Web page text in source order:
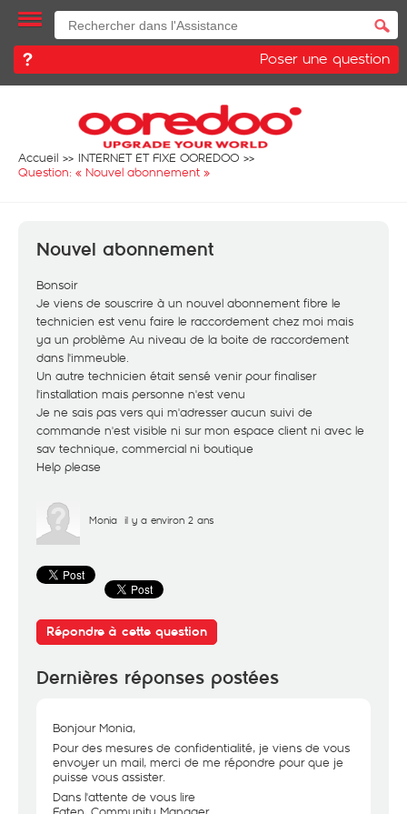
Poser une question
Accueil
INTERNET ET FIXE OOREDOO
Question: « Nouvel abonnement »
Nouvel abonnement
Bonsoir
Je viens de souscrire à un nouvel abonnement fibre le
technicien est venu faire le raccordement chez moi mais
ya un problème Au niveau de la boite de raccordement
dans l'immeuble.
Un autre technicien était sensé venir pour finaliser
l'installation mais personne n'est venu
Je ne sais pas vers qui m'adresser aucun suivi de
commande n'est visible ni sur mon espace client ni avec le
sav technique, commercial ni boutique
Help please
Monia il y a environ 2 ans
Répondre à cette question
Dernières réponses postées
Bonjour Monia,
Pour des mesures de confidentialité, je viens de vous
envoyer un mail, merci de me répondre pour que je
puisse vous assister.
Dans l'attente de vous lire